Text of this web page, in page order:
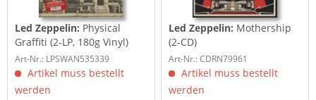
Led Zeppelin: Physical
Graffiti (2-LP, 180g Vinyl)
Art-Nr.: LPSWAN535339
Artikel muss bestellt
werden
Led Zeppelin: Mothership
(2-CD)
Art-Nr.: CDRN79961
Artikel muss bestellt
werden